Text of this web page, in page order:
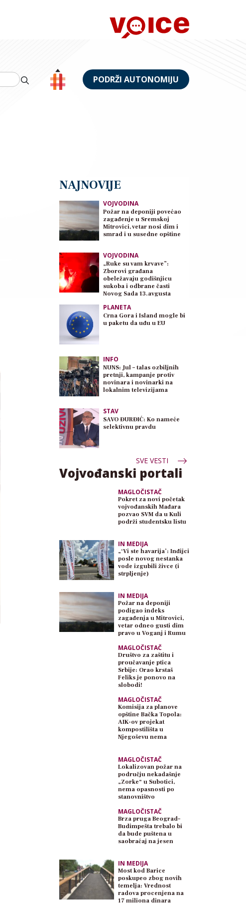
PODRŽI AUTONOMIJU
NAJNOVIJE
VOJVODINA
Požar na deponiji povećao
zagađenje u Sremskoj
Mitrovici, vetar nosi dim i
smrad i u susedne opštine
VOJVODINA
„Ruke su vam krvave”:
Zborovi građana
obeležavaju godišnjicu
sukoba i odbrane časti
Novog Sada 13.avgusta
PLANETA
Crna Gora i Island mogle bi
u paketu da uđu u EU
INFO
NUNS: Jul – talas ozbiljnih
pretnji, kampanje protiv
novinara i novinarki na
lokalnim televizijama
STAV
SAVO ĐURĐIĆ: Ko nameće
selektivnu pravdu
SVE VESTI
Vojvođanski portali
MAGLOČISTAČ
Pokret za novi početak
vojvođanskih Mađara
pozvao SVM da u Kuli
podrži studentsku listu
IN MEDIJA
„‘Vi ste havarija’: Inđijci
posle novog nestanka
vode izgubili živce (i
strpljenje)
IN MEDIJA
Požar na deponiji
podigao indeks
zagađenja u Mitrovici,
vetar odneo gusti dim
pravo u Voganj i Rumu
MAGLOČISTAČ
Društvo za zaštitu i
proučavanje ptica
Srbije: Orao krstaš
Feliks je ponovo na
slobodi!
MAGLOČISTAČ
Komisija za planove
opštine Bačka Topola:
AIK-ov projekat
kompostilišta u
Njegoševu nema
MAGLOČISTAČ
Lokalizovan požar na
području nekadašnje
„Zorke“ u Subotici,
nema opasnosti po
stanovništvo
MAGLOČISTAČ
Brza pruga Beograd–
Budimpešta trebalo bi
da bude puštena u
saobraćaj na jesen
IN MEDIJA
Most kod Barice
poskupeo zbog novih
temelja: Vrednost
radova procenjena na
17 miliona dinara